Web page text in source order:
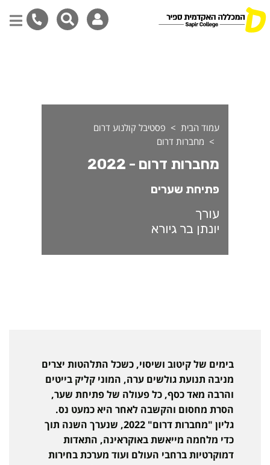
עמוד הבית
פסטיבל קולנוע דרום
מחברות דרום
מחברות דרום - 2022
פתיחת שערים
עורך
יונתן בר גיורא
בימים של קיטוב ושיסוי, כשכל התלהטות יצרים
מניבה תנועת גולשים ערה, המוני קליק בייטים
והרבה מאד כסף, כל פעולה של פתיחת שער,
הסרת מחסום והקשבה לאחר היא כמעט נס.
גליון "מחברות דרום" 2022, שנערך השנה תוך
כדי מלחמה מייאשת באוקראינה, התאדות
דמוקרטיות ברחבי העולם ועוד מערכת בחירות